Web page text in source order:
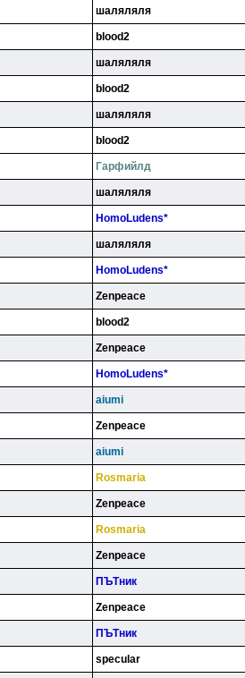
шаляляля
blood2
шаляляля
blood2
шаляляля
blood2
Гарфийлд
шаляляля
HomoLudens*
шаляляля
HomoLudens*
Zenpeace
blood2
Zenpeace
HomoLudens*
aiumi
Zenpeace
aiumi
Rosmaria
Zenpeace
Rosmaria
Zenpeace
ПЪТник
Zenpeace
ПЪТник
specular